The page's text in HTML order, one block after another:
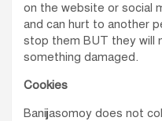
on the website or social
and can hurt to another
stop them BUT they will
something damaged.
Cookies
Banijjasomoy does not